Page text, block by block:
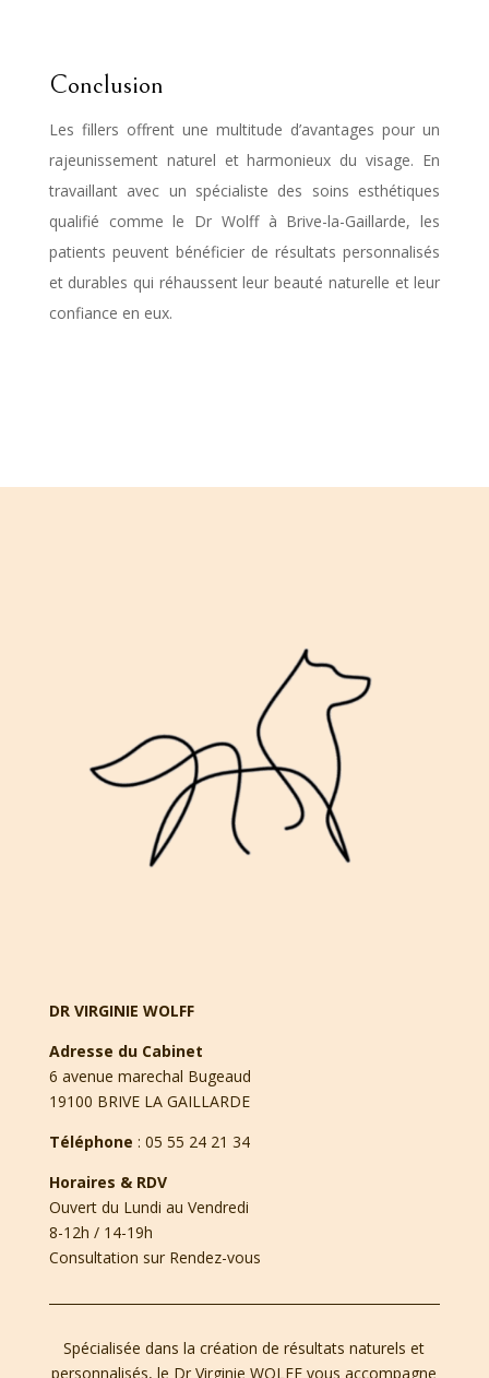
Conclusion
Les fillers offrent une multitude d’avantages pour un
rajeunissement naturel et harmonieux du visage. En
travaillant avec un spécialiste des soins esthétiques
qualifié comme le Dr Wolff à Brive-la-Gaillarde, les
patients peuvent bénéficier de résultats personnalisés
et durables qui réhaussent leur beauté naturelle et leur
confiance en eux.
DR VIRGINIE WOLFF
Adresse du Cabinet
6 avenue marechal Bugeaud
19100 BRIVE LA GAILLARDE
Téléphone : 05 55 24 21 34
Horaires & RDV
Ouvert du Lundi au Vendredi
8-12h / 14-19h
Consultation sur Rendez-vous
Spécialisée dans la création de résultats naturels et
personnalisés, le Dr Virginie WOLFF vous accompagne